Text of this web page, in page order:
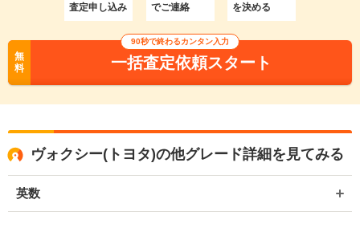
査定申し込み
でご連絡
を決める
無
料
90秒で終わるカンタン入力
一括査定依頼スタート
ヴォクシー(トヨタ)の他グレード詳細を見てみる
英数